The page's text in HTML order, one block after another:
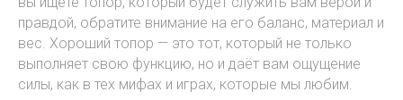
правдой, обратите внимание на его баланс, материал и
вес. Хороший топор — это тот, который не только
выполняет свою функцию, но и даёт вам ощущение
силы, как в тех мифах и играх, которые мы любим.